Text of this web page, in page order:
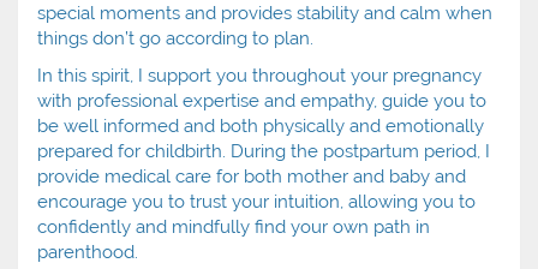
special moments and provides stability and calm when
things don’t go according to plan.
In this spirit, I support you throughout your pregnancy
with professional expertise and empathy, guide you to
be well informed and both physically and emotionally
prepared for childbirth. During the postpartum period, I
provide medical care for both mother and baby and
encourage you to trust your intuition, allowing you to
confidently and mindfully find your own path in
parenthood.